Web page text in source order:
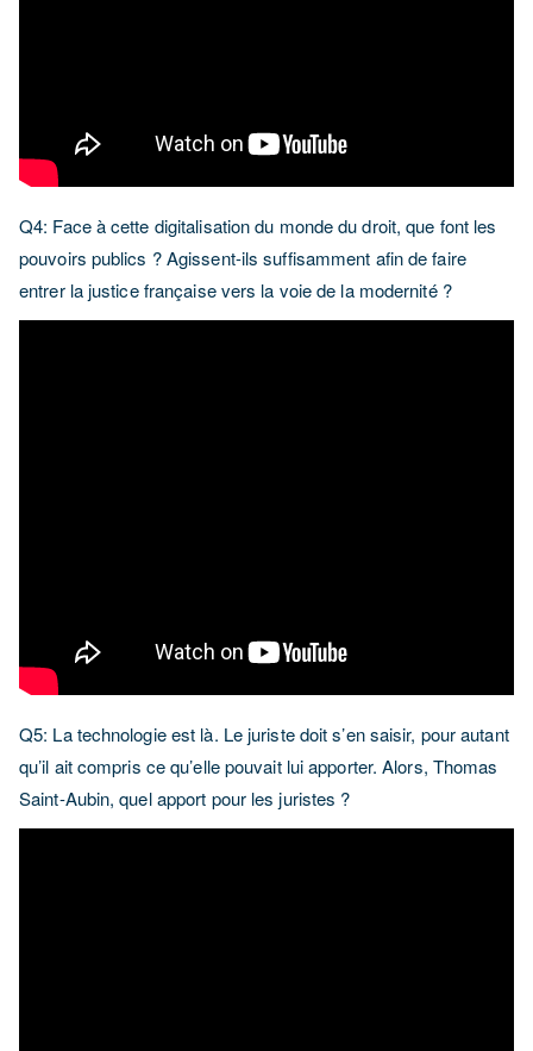
Q4: Face à cette digitalisation du monde du droit, que font les
pouvoirs publics ? Agissent-ils suffisamment afin de faire
entrer la justice française vers la voie de la modernité ?
Q5: La technologie est là. Le juriste doit s’en saisir, pour autant
qu’il ait compris ce qu’elle pouvait lui apporter. Alors, Thomas
Saint-Aubin, quel apport pour les juristes ?